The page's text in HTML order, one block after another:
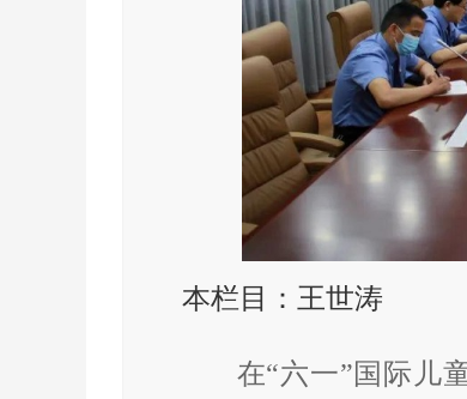
本栏目：王世涛
在“六一”国际儿